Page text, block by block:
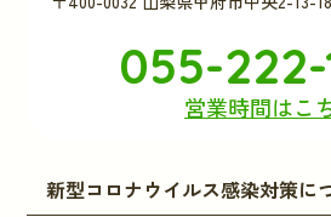
055-222-
営業時間はこ
新型コロナウイルス感染対策に